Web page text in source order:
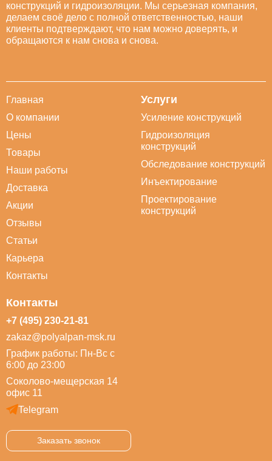
конструкций и гидроизоляции. Мы серьезная компания,
делаем своё дело с полной ответственностью, наши
клиенты подтверждают, что нам можно доверять, и
обращаются к нам снова и снова.
Главная
О компании
Цены
Товары
Наши работы
Доставка
Акции
Отзывы
Статьи
Карьера
Контакты
Услуги
Усиление конструкций
Гидроизоляция
конструкций
Обследование конструкций
Инъектирование
Проектирование
конструкций
Контакты
+7 (495) 230-21-81
zakaz@polyalpan-msk.ru
График работы: Пн-Вс с
6:00 до 23:00
Соколово-мещерская 14
офис 11
Telegram
Заказать звонок